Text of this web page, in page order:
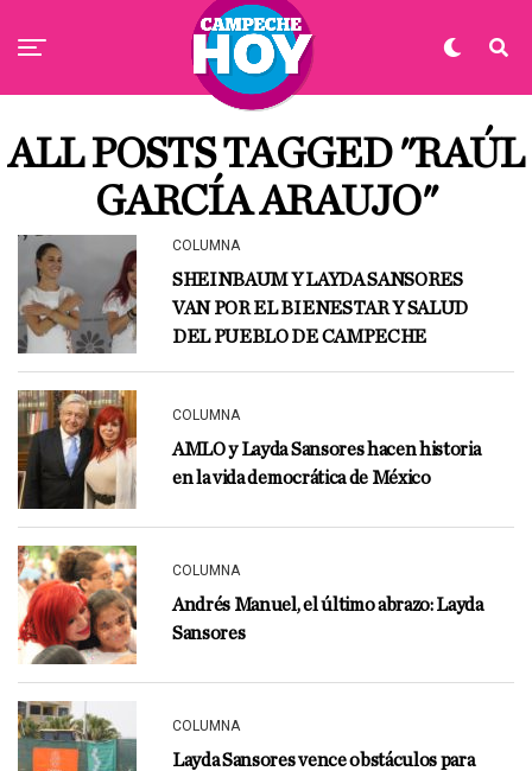
ALL POSTS TAGGED "RAÚL
GARCÍA ARAUJO"
COLUMNA
SHEINBAUM Y LAYDA SANSORES
VAN POR EL BIENESTAR Y SALUD
DEL PUEBLO DE CAMPECHE
COLUMNA
AMLO y Layda Sansores hacen historia
en la vida democrática de México
COLUMNA
Andrés Manuel, el último abrazo: Layda
Sansores
COLUMNA
Layda Sansores vence obstáculos para